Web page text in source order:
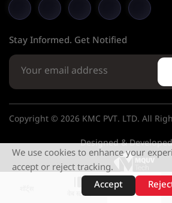
वेब स्टोरीज़
Stay Informed. Get Notified
Copyright © 2026 KMC PVT. LTD. All
Designed &
We use cookies to enhance your
accept or reject tracking.
Accept